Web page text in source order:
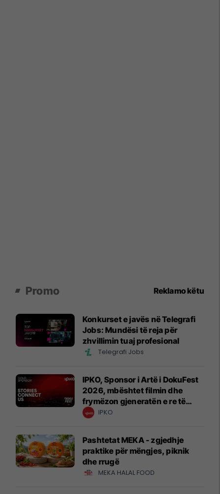
Promo Reklamo këtu
Konkurset e javës në Telegrafi
Jobs: Mundësi të reja për
zhvillimin tuaj profesional
Telegrafi Jobs
IPKO, Sponsor i Artë i DokuFest
2026, mbështet filmin dhe
frymëzon gjeneratën e re të
krijuesve
IPKO
Pashtetat MEKA - zgjedhje
praktike për mëngjes, piknik
dhe rrugë
MEKA HALAL FOOD